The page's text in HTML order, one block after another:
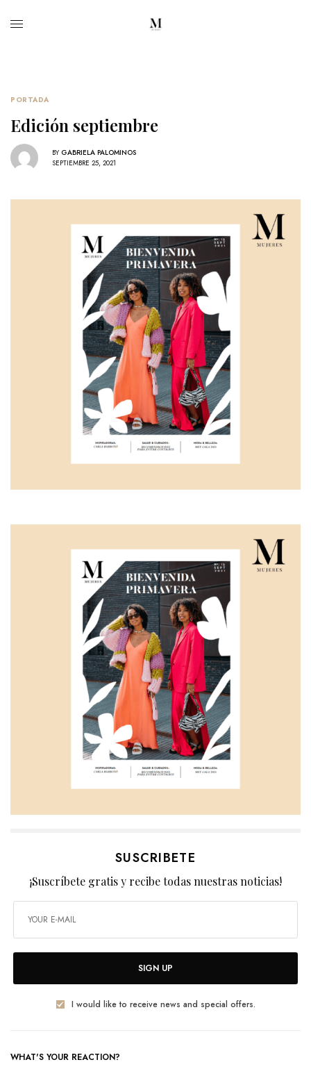
PORTADA
Edición septiembre
BY GABRIELA PALOMINOS
SEPTIEMBRE 25, 2021
SUSCRIBETE
¡Suscríbete gratis y recibe todas nuestras noticias!
SIGN UP
I would like to receive news and special offers.
WHAT'S YOUR REACTION?